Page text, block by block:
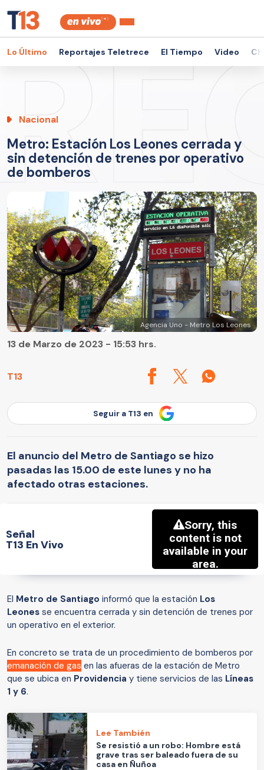
Lo Último Reportajes Teletrece El Tiempo Video
Nacional
Metro: Estación Los Leones cerrada y
sin detención de trenes por operativo
de bomberos
Agencia Uno - Metro Los Leones
T13
13 de Marzo de 2023 - 15:53 hrs.
Seguir a T13 en
El anuncio del Metro de Santiago se hizo
pasadas las 15.00 de este lunes y no ha
afectado otras estaciones.
Señal
T13 En Vivo
El Metro de Santiago informó que la estación Los
Leones se encuentra cerrada y sin detención de trenes por
un operativo en el exterior.
En concreto se trata de un procedimiento de bomberos por
emanación de gas en las afueras de la estación de Metro
que se ubica en Providencia y tiene servicios de las Líneas
1 y 6.
Lee También
Se resistió a un robo: Hombre está
grave tras ser baleado fuera de su
casa en Ñuñoa